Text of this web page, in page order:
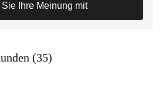
Ihre Meinung mit
(35)